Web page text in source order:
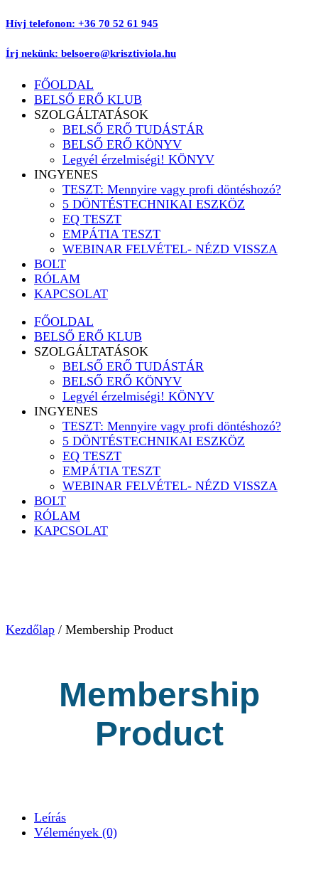
Ugrás
tartalomhoz
Hívj telefonon: +36 70 52 61 945
Írj nekünk: belsoero@krisztiviola.hu
FŐOLDAL
BELSŐ ERŐ KLUB
SZOLGÁLTATÁSOK
BELSŐ ERŐ TUDÁSTÁR
BELSŐ ERŐ KÖNYV
Legyél érzelmiségi! KÖNYV
INGYENES
TESZT: Mennyire vagy profi döntéshozó?
5 DÖNTÉSTECHNIKAI ESZKÖZ
EQ TESZT
EMPÁTIA TESZT
WEBINAR FELVÉTEL- NÉZD VISSZA
BOLT
RÓLAM
KAPCSOLAT
FŐOLDAL
BELSŐ ERŐ KLUB
SZOLGÁLTATÁSOK
BELSŐ ERŐ TUDÁSTÁR
BELSŐ ERŐ KÖNYV
Legyél érzelmiségi! KÖNYV
INGYENES
TESZT: Mennyire vagy profi döntéshozó?
5 DÖNTÉSTECHNIKAI ESZKÖZ
EQ TESZT
EMPÁTIA TESZT
WEBINAR FELVÉTEL- NÉZD VISSZA
BOLT
RÓLAM
KAPCSOLAT
Kezdőlap / Membership Product
Membership
Product
Leírás
Vélemények (0)